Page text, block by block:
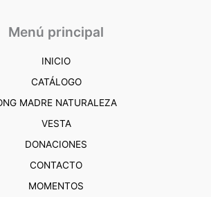
Menú principal
INICIO
CATÁLOGO
MADRE NATURALEZA
VESTA
DONACIONES
CONTACTO
MOMENTOS